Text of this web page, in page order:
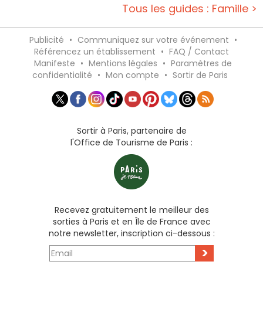
Tous les guides : Famille >
Publicité • Communiquez sur votre événement •
Référencez un établissement • FAQ / Contact
Manifeste • Mentions légales • Paramètres de
confidentialité • Mon compte • Sortir de Paris
Sortir à Paris, partenaire de
l'Office de Tourisme de Paris :
Recevez gratuitement le meilleur des
sorties à Paris et en Île de France avec
notre newsletter, inscription ci-dessous :
>